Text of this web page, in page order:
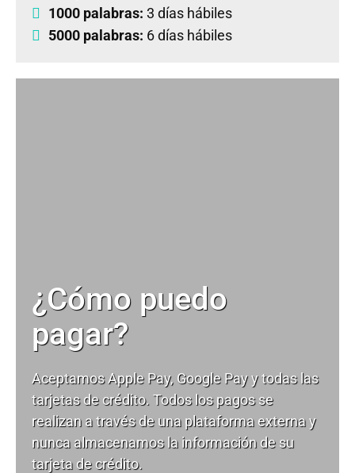
1000 palabras: 3 días hábiles
5000 palabras: 6 días hábiles
¿Cómo puedo
pagar?
Aceptamos Apple Pay, Google Pay y todas las
tarjetas de crédito. Todos los pagos se
realizan a través de una plataforma externa y
nunca almacenamos la información de su
tarjeta de crédito.